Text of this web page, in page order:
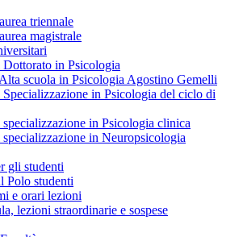
triennale
magistrale
Dottorato in Psicologia
scuola in Psicologia Agostino Gemelli
Specializzazione in Psicologia del ciclo di
specializzazione in Psicologia clinica
specializzazione in Neuropsicologia
gli studenti
Polo studenti
e orari lezioni
lezioni straordinarie e sospese